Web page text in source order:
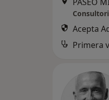
Acepta
Primera